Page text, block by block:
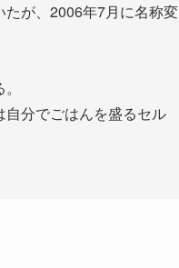
が、2006年7月に名称変
分でごはんを盛るセル